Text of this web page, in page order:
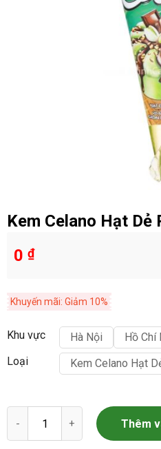
Kem Celano Hạt Dẻ
0 ₫
Khuyến mãi: Giảm 10%
Khu vực Hà Nội
Hồ Chí
Loại
Kem Celano Hạt
Kem Celano Hạt Dẻ Pistachio
Thêm